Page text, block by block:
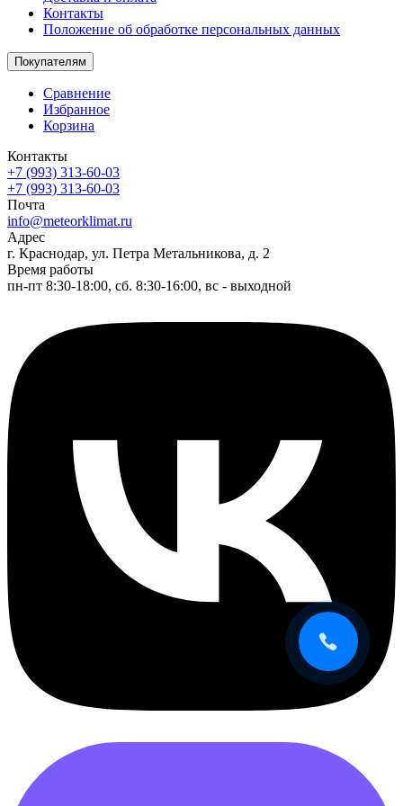
Контакты
Положение об обработке персональных данных
Покупателям
Сравнение
Избранное
Корзина
Контакты
+7 (993) 313-60-03
+7 (993) 313-60-03
Почта
info@meteorklimat.ru
Адрес
г. Краснодар, ул. Петра Метальникова, д. 2
Время работы
пн-пт 8:30-18:00, сб. 8:30-16:00, вс - выходной